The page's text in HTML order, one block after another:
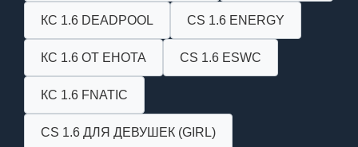
КС 1.6 DEADPOOL CS 1.6 ENERGY
КС 1.6 ОТ ЕНОТА CS 1.6 ESWC
КС 1.6 FNATIC
CS 1.6 ДЛЯ ДЕВУШЕК (GIRL)